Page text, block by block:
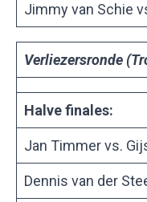
Jimmy van Schie
Verliezersronde
Halve finales:
Jan Timmer vs.
Dennis van der